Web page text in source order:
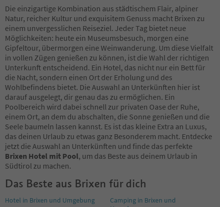
Die einzigartige Kombination aus städtischem Flair, alpiner
Natur, reicher Kultur und exquisitem Genuss macht Brixen zu
einem unvergesslichen Reiseziel. Jeder Tag bietet neue
Möglichkeiten: heute ein Museumsbesuch, morgen eine
Gipfeltour, übermorgen eine Weinwanderung. Um diese Vielfalt
in vollen Zügen genießen zu können, ist die Wahl der richtigen
Unterkunft entscheidend. Ein Hotel, das nicht nur ein Bett für
die Nacht, sondern einen Ort der Erholung und des
Wohlbefindens bietet. Die Auswahl an Unterkünften hier ist
darauf ausgelegt, dir genau das zu ermöglichen. Ein
Poolbereich wird dabei schnell zur privaten Oase der Ruhe,
einem Ort, an dem du abschalten, die Sonne genießen und die
Seele baumeln lassen kannst. Es ist das kleine Extra an Luxus,
das deinen Urlaub zu etwas ganz Besonderem macht. Entdecke
jetzt die Auswahl an Unterkünften und finde das perfekte
Brixen Hotel mit Pool, um das Beste aus deinem Urlaub in
Südtirol zu machen.
Das Beste aus Brixen für dich
Hotel in Brixen und Umgebung
Camping in Brixen und